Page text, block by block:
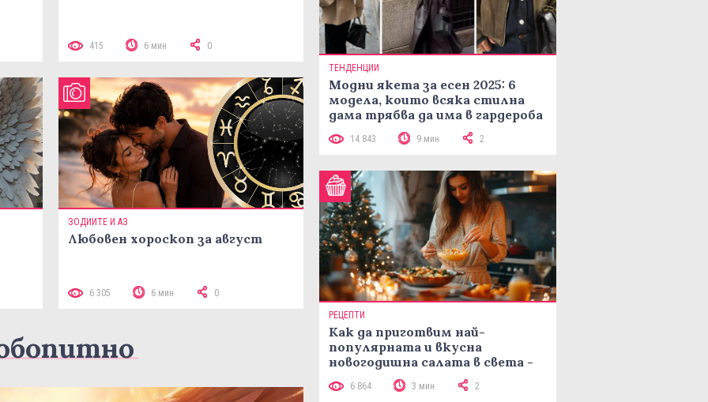
415 6 мин 0
ЗОДИИТЕ И АЗ
Любовен хороскоп за август
6 305 6 мин 0
ТЕНДЕНЦИИ
Модни якета за есен 2025: 6
модела, които всяка стилна
дама трябва да има в гардероба
14 843 9 мин 2
РЕЦЕПТИ
Как да приготвим най-
популярната и вкусна
новогодишна салата в света -
рецепта Мимоза
6 864 3 мин 2